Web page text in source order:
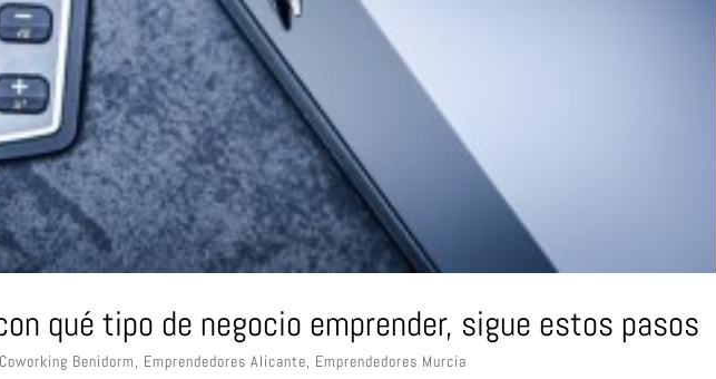
qué tipo de negocio emprender, sigue estos pasos
Coworking Benidorm, Emprendedores Alicante, Emprendedores Murcia